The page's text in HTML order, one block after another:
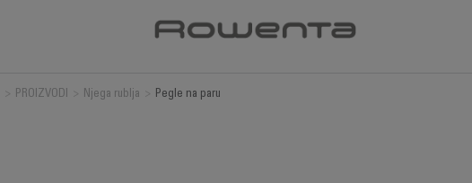
PROIZVODI Njega rublja Pegle na paru